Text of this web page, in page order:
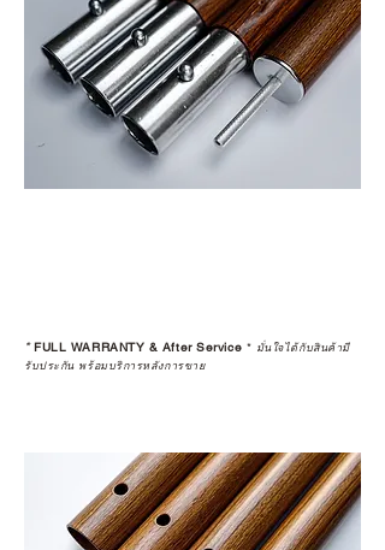
*FULL WARRANTY & After Service * มั่นใจได้กับสินค้ามี
รับประกัน พร้อมบริการหลังการขาย